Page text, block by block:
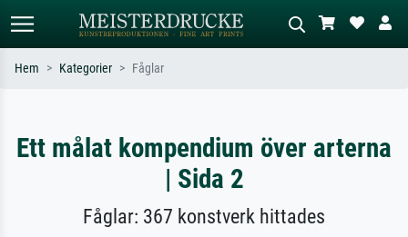
Sök efter konstnär, titel eller stil –
t.ex. Monet, Stjärnenatt,
impressionism, Hokusai-våg, naken.
Beskriv scenen – t.ex. grön äng,
abstrakt med mycket rött, mörk
oljemålning, stående naken bredvid ett
Hem Kategorier Fåglar
Ett målat kompendium över arterna
| Sida 2
Fåglar: 367 konstverk hittades